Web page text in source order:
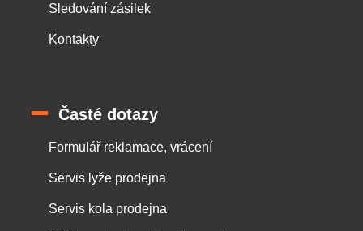
Sledování zásilek
Kontakty
Časté dotazy
Formulář reklamace, vrácení
Servis lyže prodejna
Servis kola prodejna